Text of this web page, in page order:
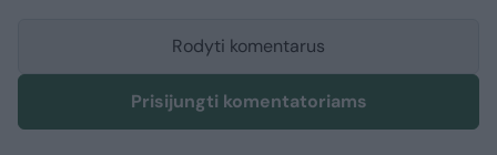
Rodyti komentarus
Prisijungti komentatoriams